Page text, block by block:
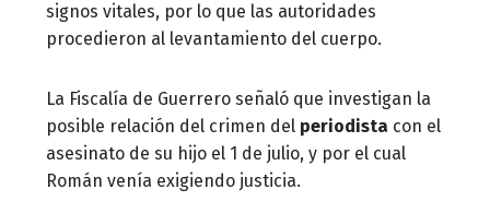
signos vitales, por lo que las autoridades
procedieron al levantamiento del cuerpo.
La Fiscalía de Guerrero señaló que investigan la
posible relación del crimen del periodista con el
asesinato de su hijo el 1 de julio, y por el cual
Román venía exigiendo justicia.